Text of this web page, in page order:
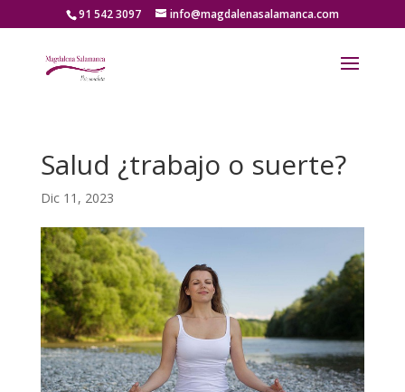
91 542 3097 info@magdalenasalamanca.com
Salud ¿trabajo o suerte?
Dic 11, 2023